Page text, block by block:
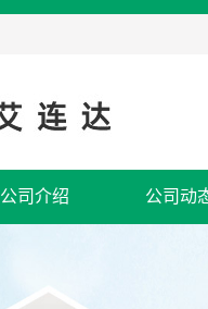
公司介绍 公司动